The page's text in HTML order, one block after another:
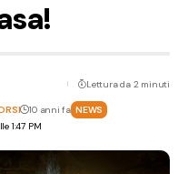
1:47 PM
10 anni fa NEWS
Lettura da 2 minuti